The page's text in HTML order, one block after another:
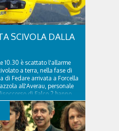
SCIVOLA DALLA
10.30 è scattato l'allarme
a terra, nella fase di
di Fedare arrivata a Forcella
all'Averau, personale
di Falco 2 hanno